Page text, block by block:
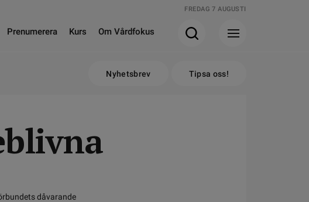
FREDAG 7 AUGUSTI
Prenumerera Kurs Om Vårdfokus
Nyhetsbrev Tipsa oss!
dåvarande